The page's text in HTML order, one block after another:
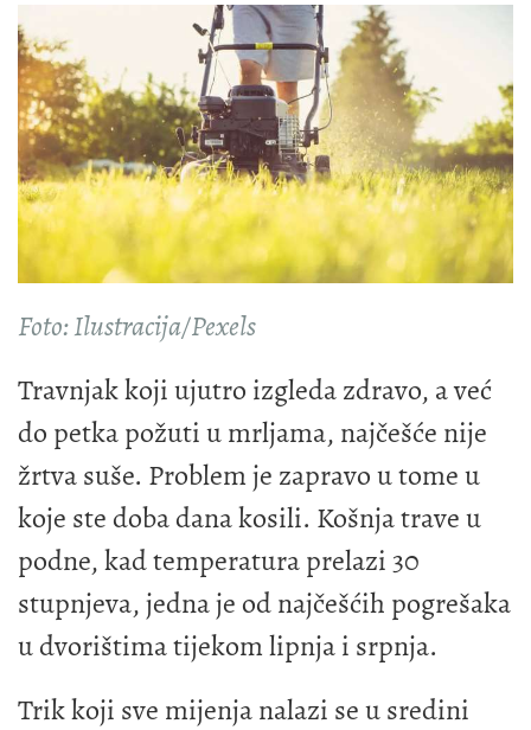
Foto: Ilustracija/Pexels
Travnjak koji ujutro izgleda zdravo, a već
do petka požuti u mrljama, najčešće nije
žrtva suše. Problem je zapravo u tome u
koje ste doba dana kosili. Košnja trave u
podne, kad temperatura prelazi 30
stupnjeva, jedna je od najčešćih pogrešaka
u dvorištima tijekom lipnja i srpnja.
Trik koji sve mijenja nalazi se u sredini